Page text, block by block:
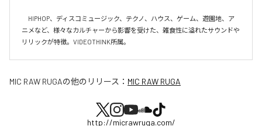
HIPHOP、ディスコミュージック、テクノ、ハウス、ゲーム、遊園地、ア
ニメなど、様々なカルチャーから影響を受けた、雑食性に溢れたサウンドや
リリックが特徴。VIDEOTHINK所属。
MIC RAW RUGAの他のリリース： MIC RAW RUGA
http://micrawruga.com/